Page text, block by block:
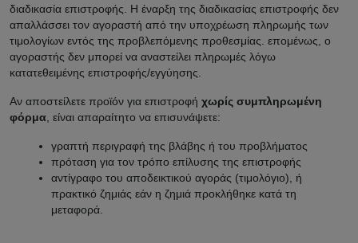
διαδικασία επιστροφής. Η έναρξη της διαδικασίας επιστροφής δεν
απαλλάσσει τον αγοραστή από την υποχρέωση πληρωμής των
τιμολογίων εντός της προβλεπόμενης προθεσμίας. επομένως, ο
αγοραστής δεν μπορεί να αναστείλει πληρωμές λόγω
κατατεθειμένης επιστροφής/εγγύησης.
Αν αποστείλετε προϊόν για επιστροφή χωρίς συμπληρωμένη
φόρμα , είναι απαραίτητο να επισυνάψετε:
γραπτή περιγραφή της βλάβης ή του προβλήματος
πρόταση για τον τρόπο επίλυσης της επιστροφής
αντίγραφο του αποδεικτικού αγοράς (τιμολόγιο), ή
πρακτικό ζημιάς εάν η ζημιά προκλήθηκε κατά τη
μεταφορά.